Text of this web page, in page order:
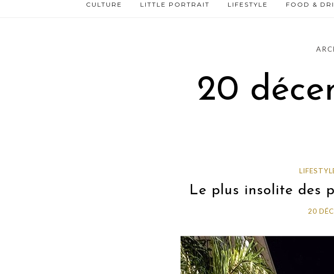
CULTURE LITTLE PORTRAIT LIFESTYLE FOOD &
20
Le plus insolite des
20